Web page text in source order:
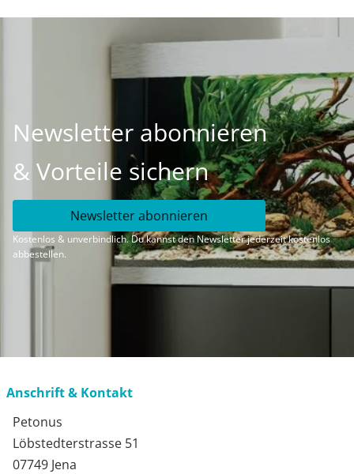
Newsletter abonnieren
& Vorteile sichern
Newsletter abonnieren
Kostenlos & unverbindlich. Du kannst den Newsletter jederzeit kostenlos
abbestellen.
Anschrift & Kontakt
Petonus
Löbstedterstrasse 51
07749 Jena